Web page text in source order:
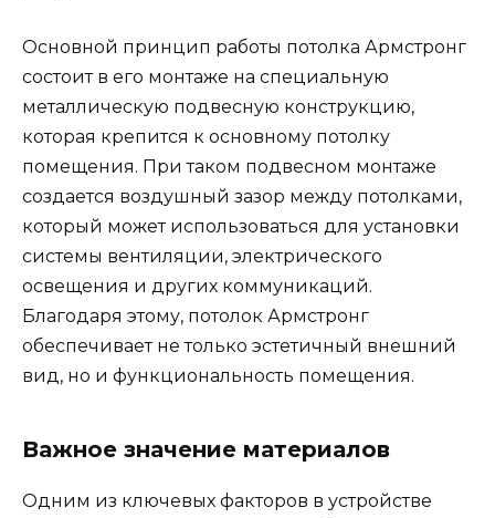
Основной принцип работы потолка Армстронг
состоит в его монтаже на специальную
металлическую подвесную конструкцию,
которая крепится к основному потолку
помещения. При таком подвесном монтаже
создается воздушный зазор между потолками,
который может использоваться для установки
системы вентиляции, электрического
освещения и других коммуникаций.
Благодаря этому, потолок Армстронг
обеспечивает не только эстетичный внешний
вид, но и функциональность помещения.
Важное значение материалов
Одним из ключевых факторов в устройстве